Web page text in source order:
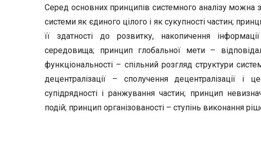
Серед основних принципів системного аналізу можна
системи як єдиного цілого і як сукупності частин;
її здатності до розвитку, накопичення
середовища; принцип глобальної мети –
функціональності – спільний розгляд структури
децентралізації – сполучення децентралізації і
супідрядності і ранжування частин; принцип
подій; принцип організованості – ступінь виконання